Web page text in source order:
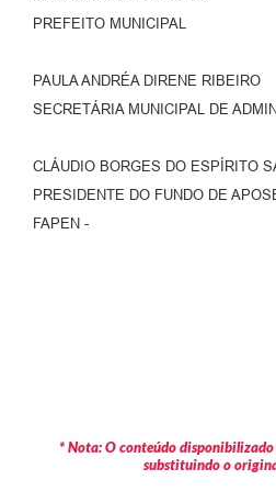
PREFEITO MUNICIPAL
PAULA ANDRÉA DIRENE RIBEIRO
SECRETÁRIA MUNICIPAL DE
CLÁUDIO BORGES DO ESPÍRITO
PRESIDENTE DO FUNDO DE
FAPEN -
* Nota: O conteúdo
substituindo o